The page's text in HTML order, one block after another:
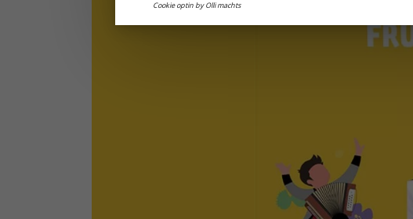
Cookie optin by Olli machts